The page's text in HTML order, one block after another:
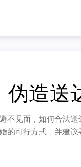
造送
不见面，如何合法
的可行方式，并建议